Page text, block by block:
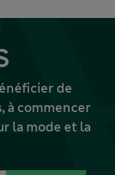
de
à commencer
la mode et la